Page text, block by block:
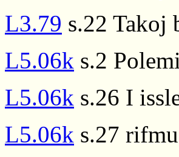
L3.79 s.22 Takoj
L5.06k s.2
L5.06k s.26 I
L5.06k s.27